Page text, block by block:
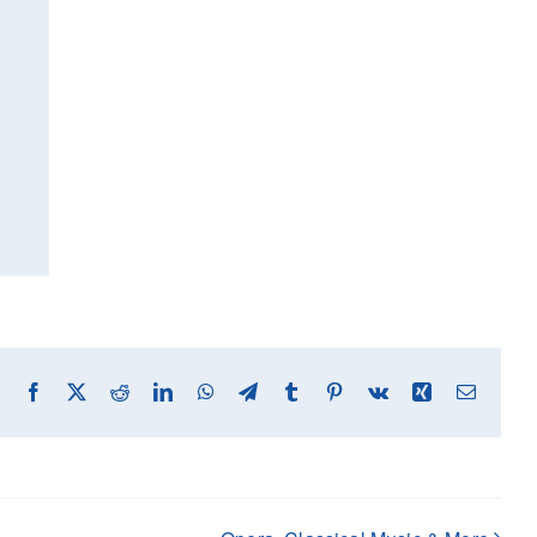
Facebook RedditLinkedInWhatsApp
TelegramTumblr Pinterest
Vk Xing Email